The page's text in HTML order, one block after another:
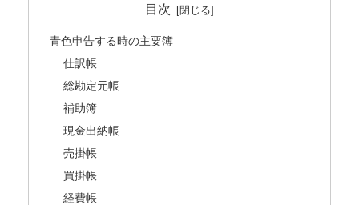
目次
青色申告する時の主要簿
仕訳帳
総勘定元帳
補助簿
現金出納帳
売掛帳
買掛帳
経費帳